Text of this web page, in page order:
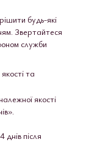
будь-які
Звертайтеся
служби
та
якості
днів після